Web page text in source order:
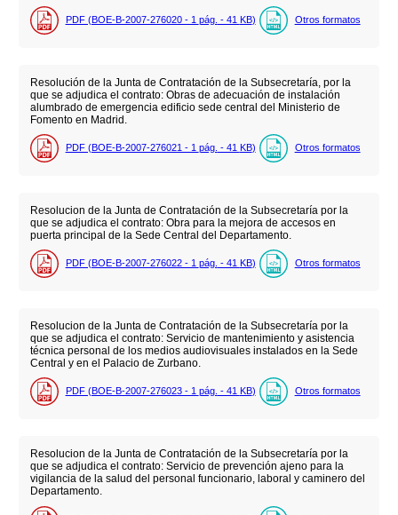
PDF (BOE-B-2007-276020 - 1 pág. - 41 KB) Otros formatos
Resolución de la Junta de Contratación de la Subsecretaría, por la
que se adjudica el contrato: Obras de adecuación de instalación
alumbrado de emergencia edificio sede central del Ministerio de
Fomento en Madrid.
PDF (BOE-B-2007-276021 - 1 pág. - 41 KB) Otros formatos
Resolucion de la Junta de Contratación de la Subsecretaría por la
que se adjudica el contrato: Obra para la mejora de accesos en
puerta principal de la Sede Central del Departamento.
PDF (BOE-B-2007-276022 - 1 pág. - 41 KB) Otros formatos
Resolucion de la Junta de Contratación de la Subsecretaría por la
que se adjudica el contrato: Servicio de mantenimiento y asistencia
técnica personal de los medios audiovisuales instalados en la Sede
Central y en el Palacio de Zurbano.
PDF (BOE-B-2007-276023 - 1 pág. - 41 KB) Otros formatos
Resolucion de la Junta de Contratación de la Subsecretaría por la
que se adjudica el contrato: Servicio de prevención ajeno para la
vigilancia de la salud del personal funcionario, laboral y caminero del
Departamento.